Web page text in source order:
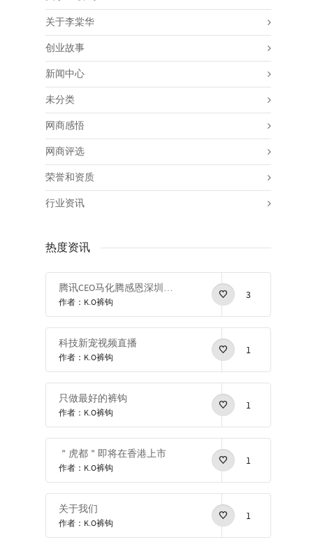
关于李棠华
创业故事
新闻中心
未分类
网商感悟
网商评选
荣誉和资质
行业资讯
热度资讯
腾讯CEO马化腾感恩深圳感恩改革开放
作者：K.O裤钩
3
科技新宠视频直播
作者：K.O裤钩
1
只做最好的裤钩
作者：K.O裤钩
1
＂虎都＂即将在香港上市
作者：K.O裤钩
1
关于我们
作者：K.O裤钩
1